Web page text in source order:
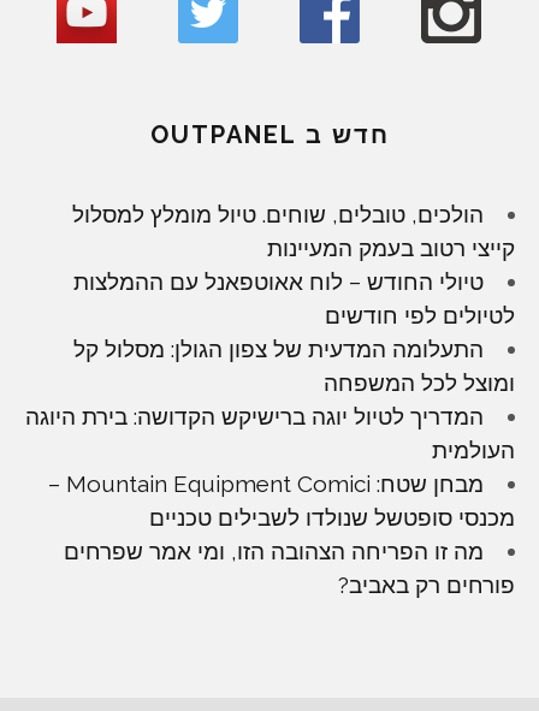
חדש ב OUTPANEL
הולכים, טובלים, שוחים. טיול מומלץ למסלול
קייצי רטוב בעמק המעיינות
טיולי החודש – לוח אאוטפאנל עם ההמלצות
לטיולים לפי חודשים
התעלומה המדעית של צפון הגולן: מסלול קל
ומוצל לכל המשפחה
המדריך לטיול יוגה ברישיקש הקדושה: בירת היוגה
העולמית
מבחן שטח: Mountain Equipment Comici –
מכנסי סופטשל שנולדו לשבילים טכניים
מה זו הפריחה הצהובה הזו, ומי אמר שפרחים
פורחים רק באביב?